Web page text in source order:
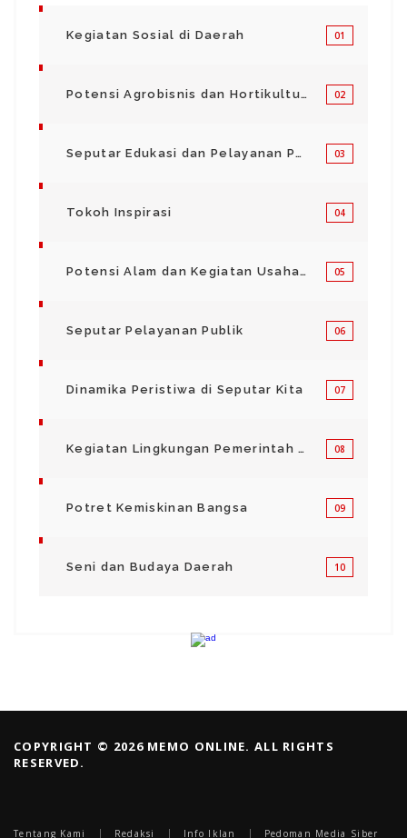
Kegiatan Sosial di Daerah 01
Potensi Agrobisnis dan Hortikultura 02
Seputar Edukasi dan Pelayanan Pendidikan 03
Tokoh Inspirasi 04
Potensi Alam dan Kegiatan Usaha Kecil Menegah 05
Seputar Pelayanan Publik 06
Dinamika Peristiwa di Seputar Kita 07
Kegiatan Lingkungan Pemerintah Kabupaten di Indonesia 08
Potret Kemiskinan Bangsa 09
Seni dan Budaya Daerah 10
COPYRIGHT © 2026 MEMO ONLINE. ALL RIGHTS
RESERVED.
Tentang Kami Redaksi Info Iklan Pedoman Media Siber